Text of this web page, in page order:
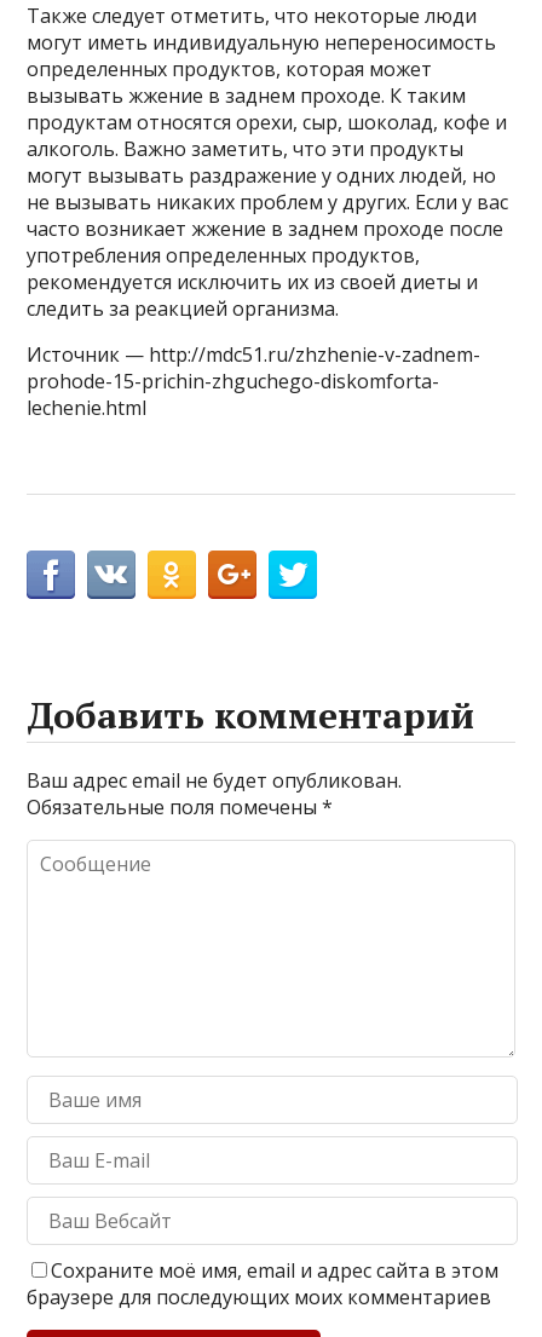
Также следует отметить, что некоторые люди
могут иметь индивидуальную непереносимость
определенных продуктов, которая может
вызывать жжение в заднем проходе. К таким
продуктам относятся орехи, сыр, шоколад, кофе и
алкоголь. Важно заметить, что эти продукты
могут вызывать раздражение у одних людей, но
не вызывать никаких проблем у других. Если у вас
часто возникает жжение в заднем проходе после
употребления определенных продуктов,
рекомендуется исключить их из своей диеты и
следить за реакцией организма.
Источник — http://mdc51.ru/zhzhenie-v-zadnem-
prohode-15-prichin-zhguchego-diskomforta-
lechenie.html
Добавить комментарий
Ваш адрес email не будет опубликован.
Обязательные поля помечены*
Сохраните моё имя, email и адрес сайта в этом
браузере для последующих моих комментариев